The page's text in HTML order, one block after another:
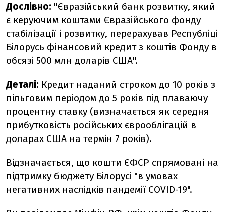
Дослівно: "Євразійський банк розвитку, який
є керуючим коштами Євразійського фонду
стабілізації і розвитку, перерахував Республіці
Білорусь фінансовий кредит з коштів Фонду в
обсязі 500 млн доларів США".
Деталі: Кредит наданий строком до 10 років з
пільговим періодом до 5 років під плаваючу
процентну ставку (визначається як середня
прибутковість російських єврооблігацій в
доларах США на термін 7 років).
Відзначається, що кошти ЄФСР спрямовані на
підтримку бюджету Білорусі "в умовах
негативних наслідків пандемії COVID-19".